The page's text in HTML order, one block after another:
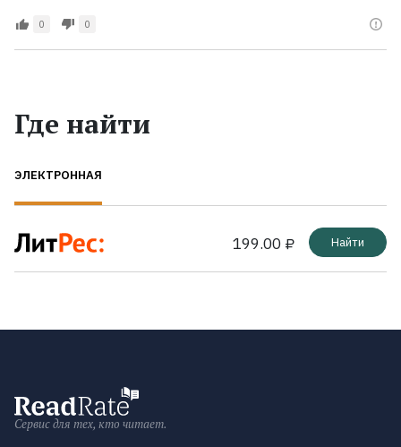
0 0
Где найти
ЭЛЕКТРОННАЯ
199.00 ₽ Найти
Сервис для тех, кто читает.